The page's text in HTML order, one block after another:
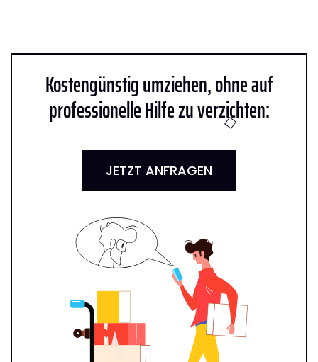
Kostengünstig umziehen, ohne auf
professionelle Hilfe zu verzichten:
JETZT ANFRAGEN